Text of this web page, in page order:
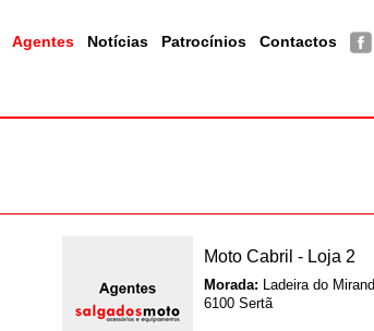
Agentes Notícias Patrocínios Contactos
Moto Cabril - Loja 2
Morada: Ladeira do
6100 Sertã